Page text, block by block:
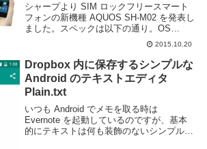
シャープより SIM ロックフリースマート
フォンの新機種 AQUOS SH-M02 を発表し
ました。スペックは以下の通り。OS
Android 5.0(Lollipop)CPU MSM8926
1.2GHz クアッドコアRAM 2GBROM...
2015.10.20
Dropbox 内に保存するシンプルな
Android のテキストエディタ
Plain.txt
いつも Android でメモを取る時は
Evernote を起動しているのですが、基本
的にテキストは何も装飾のないシンプルな